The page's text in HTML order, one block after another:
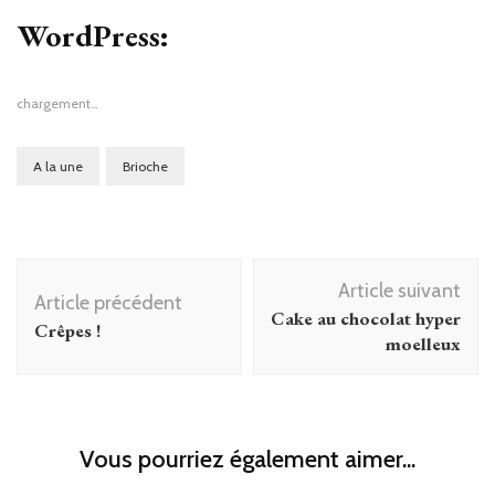
nouvelle
fenêtre)
WordPress:
chargement…
A la une Brioche
d'article
Article précédent
Crêpes !
Article suivant
Cake au chocolat hyper
moelleux
Vous pourriez également aimer...